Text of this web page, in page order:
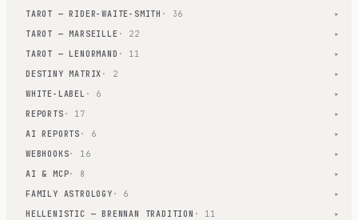
TAROT — RIDER-WAITE-SMITH · 36 ▾
TAROT — MARSEILLE · 22 ▾
TAROT — LENORMAND · 11 ▾
DESTINY MATRIX · 2 ▾
WHITE-LABEL · 6 ▾
REPORTS · 17 ▾
AI REPORTS · 6 ▾
WEBHOOKS· 16 ▾
AI & MCP· 8 ▾
FAMILY ASTROLOGY · 6 ▾
HELLENISTIC — BRENNAN TRADITION · 11 ▾